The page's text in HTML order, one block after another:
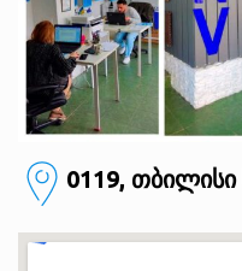
0119, თბილისი